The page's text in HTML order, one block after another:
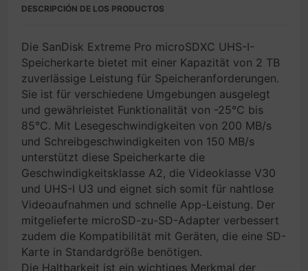
DESCRIPCIÓN DE LOS PRODUCTOS
Die SanDisk Extreme Pro microSDXC UHS-I-
Speicherkarte bietet mit einer Kapazität von 2 TB
zuverlässige Leistung für Speicheranforderungen.
Sie ist für verschiedene Umgebungen ausgelegt
und gewährleistet Funktionalität von -25°C bis
85°C. Mit Lesegeschwindigkeiten von 200 MB/s
und Schreibgeschwindigkeiten von 150 MB/s
unterstützt diese Speicherkarte die
Geschwindigkeitsklasse A2, die Videoklasse V30
und UHS-I U3 und eignet sich somit für nahtlose
Videoaufnahmen und schnelle App-Leistung. Der
mitgelieferte microSD-zu-SD-Adapter verbessert
zudem die Kompatibilität mit Geräten, die eine SD-
Karte in Standardgröße benötigen.
Die Haltbarkeit ist ein wichtiges Merkmal der